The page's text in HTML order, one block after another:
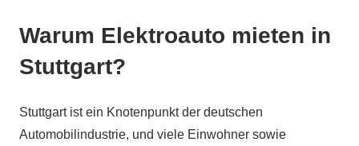
Warum Elektroauto mieten in
Stuttgart?
Stuttgart ist ein Knotenpunkt der deutschen
Automobilindustrie, und viele Einwohner sowie